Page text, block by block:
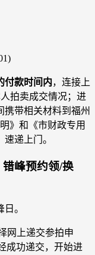
付款时间内，连接上
拍卖成交情况；进
携带相关材料到福州
》和《市财政专用
递上门。
峰预约领/换
。
网上递交参拍申
成功递交，开始进